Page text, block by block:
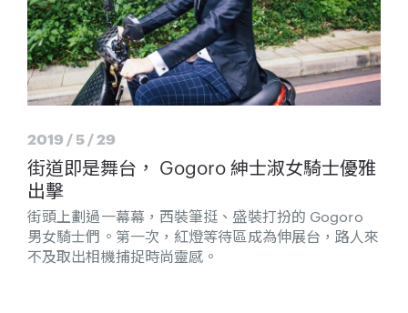
2019 / 5 / 29
街道即是舞台， Gogoro 紳士淑女騎士優雅
出擊
街頭上劃過一幕幕，西裝筆挺、盛裝打扮的 Gogoro
男女騎士們。第一次，紅燈等待區成為伸展台，路人來
不及取出相機捕捉時尚靈感。